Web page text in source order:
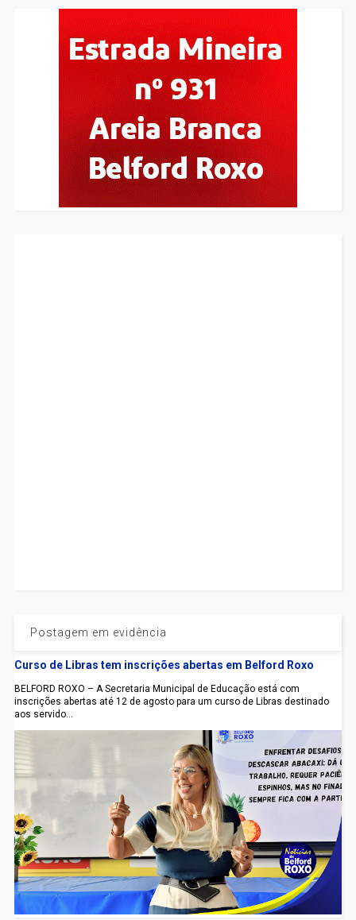
Postagem em evidência
Curso de Libras tem inscrições abertas em Belford Roxo
BELFORD ROXO – A Secretaria Municipal de Educação está com
inscrições abertas até 12 de agosto para um curso de Libras destinado
aos servido...